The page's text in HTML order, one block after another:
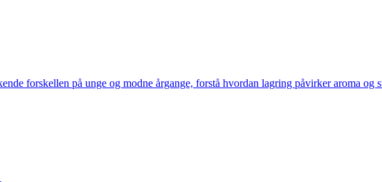
forskellen på unge og modne årgange, forstå hvordan lagring påvirker aroma